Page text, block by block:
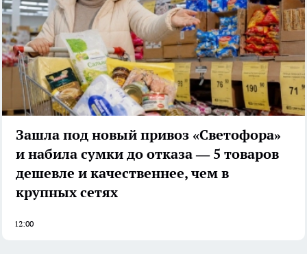
Зашла под новый привоз «Светофора»
и набила сумки до отказа — 5 товаров
дешевле и качественнее, чем в
крупных сетях
12:00